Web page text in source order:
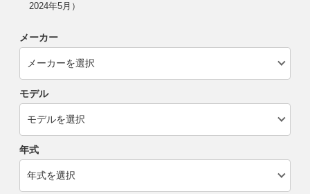
2024年5月）
メーカー
モデル
年式